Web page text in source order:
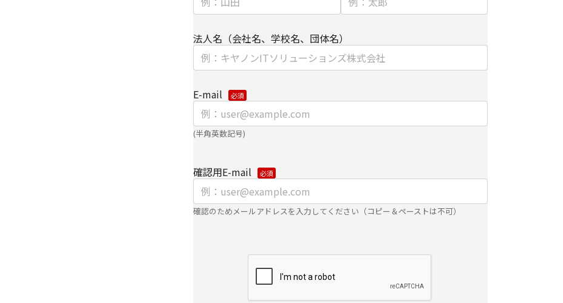
アクセス履歴は、市場分析、および、これに基づく販売促進活動のため
ウェブサイトにおける、お客さまアクセス情報の取り扱いについて。
・クッキー（cookie）とウェブビーコンの使用によるアクセス情報の収
【第三者提供に関して】
当社はご提供いただきました個人情報を安全に管理し、以下の場合を除
・法令に基づく場合
・上記利用目的を実施するために、適切な機密保持契約を締結した業務
委託先へ委託する場合
個人情報を提供する場合は、ご提供頂いた個人情報の全ての項目につい
て、電子的な伝送または紙面/電子媒体による搬送もしくは手渡しにて提
法人名（会社名、学校名、団体名）
E-mail
(半角英数記号)
確認用E-mail
確認のためメールアドレスを入力してください（コピー＆ペーストは不可）